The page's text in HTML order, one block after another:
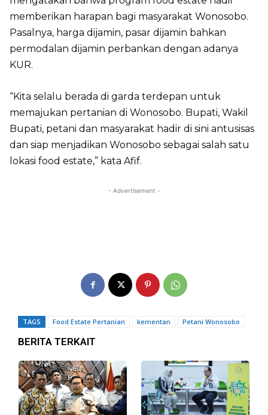
memberikan harapan bagi masyarakat Wonosobo.
Pasalnya, harga dijamin, pasar dijamin bahkan
permodalan dijamin perbankan dengan adanya
KUR.
“Kita selalu berada di garda terdepan untuk
memajukan pertanian di Wonosobo. Bupati, Wakil
Bupati, petani dan masyarakat hadir di sini antusisas
dan siap menjadikan Wonosobo sebagai salah satu
lokasi food estate,” kata Afif.
- Advertisement -
TAGS Food Estate Pertanian kementan Petani Wonosobo
BERITA TERKAIT